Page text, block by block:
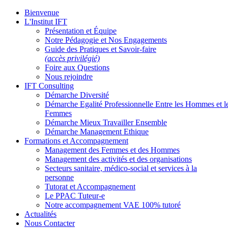
Bienvenue
L'Institut IFT
Présentation et Équipe
Notre Pédagogie et Nos Engagements
Guide des Pratiques et Savoir-faire
(accès privilégié)
Foire aux Questions
Nous rejoindre
IFT Consulting
Démarche Diversité
Démarche Egalité Professionnelle Entre les Hommes et
Femmes
Démarche Mieux Travailler Ensemble
Démarche Management Ethique
Formations et Accompagnement
Management des Femmes et des Hommes
Management des activités et des organisations
Secteurs sanitaire, médico-social et services à la
personne
Tutorat et Accompagnement
Le PPAC Tuteur-e
Notre accompagnement VAE 100% tutoré
Actualités
Nous Contacter